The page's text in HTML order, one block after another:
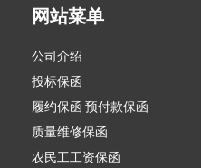
网站菜单
公司介绍
投标保函
履约保函 预付款保函
质量维修保函
农民工工资保函